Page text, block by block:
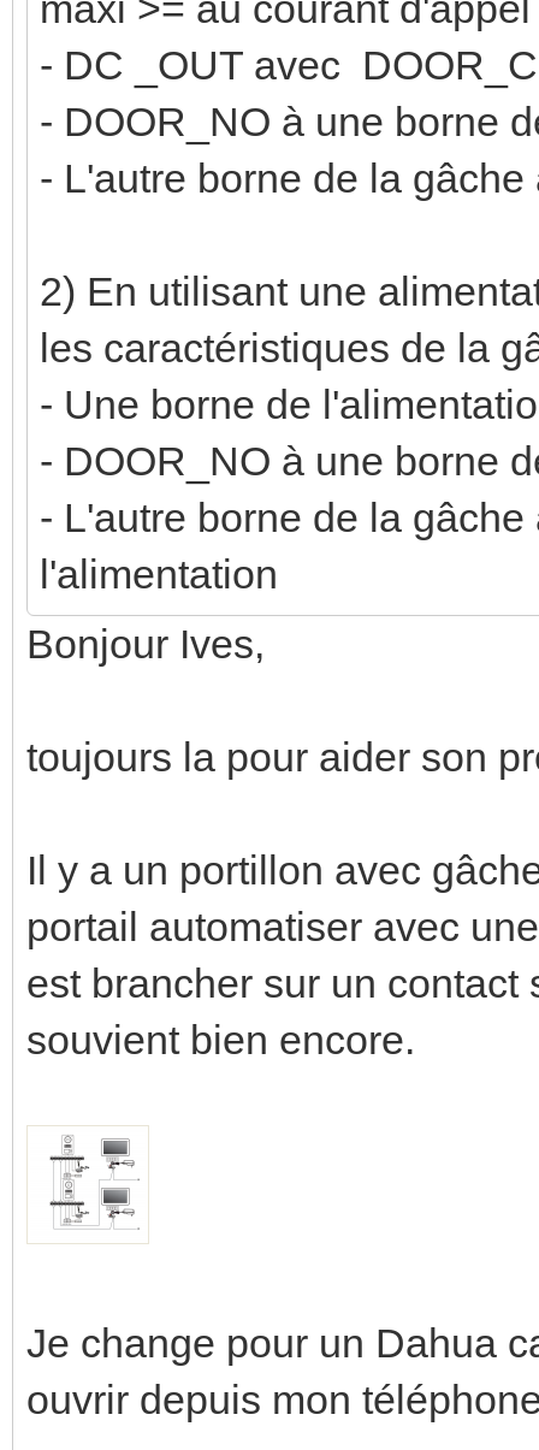
- DC _OUT avec
- DOOR_NO à une borne
- L'autre borne de la gâche
2) En utilisant une
les caractéristiques de la
- Une borne de
- DOOR_NO à une borne
- L'autre borne de la
l'alimentation
Bonjour Ives,
toujours la pour aider son
Il y a un portillon avec
portail automatiser avec
est brancher sur un
souvient bien encore.
Je change pour un Dahua
ouvrir depuis mon